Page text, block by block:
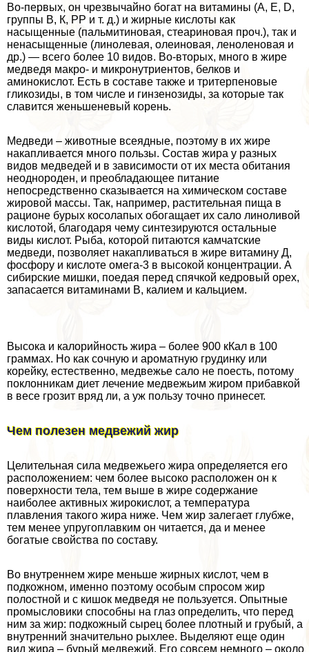
Во-первых, он чрезвычайно богат на витамины (А, Е, D,
группы В, К, РР и т. д.) и жирные кислоты как
насыщенные (пальмитиновая, стеариновая проч.), так и
ненасыщенные (линолевая, олеиновая, леноленовая и
др.) — всего более 10 видов. Во-вторых, много в жире
медведя макро- и микронутриентов, белков и
аминокислот. Есть в составе также и тритерпеновые
гликозиды, в том числе и гинзенозиды, за которые так
славится женьшеневый корень.
Медведи – животные всеядные, поэтому в их жире
накапливается много пользы. Состав жира у разных
видов медведей и в зависимости от их места обитания
неоднороден, и преобладающее питание
непосредственно сказывается на химическом составе
жировой массы. Так, например, растительная пища в
рационе бурых косолапых обогащает их сало линоливой
кислотой, благодаря чему синтезируются остальные
виды кислот. Рыба, которой питаются камчатские
медведи, позволяет накапливаться в жире витамину Д,
фосфору и кислоте омега-3 в высокой концентрации. А
сибирские мишки, поедая перед спячкой кедровый орех,
запасается витаминами В, калием и кальцием.
Высока и калорийность жира – более 900 кКал в 100
граммах. Но как сочную и ароматную гpyдинку или
корейку, естественно, медвежье сало не поесть, потому
поклонникам диет лечение медвежьим жиром прибавкой
в весе грозит вряд ли, а уж пользу точно принесет.
Чем полезен медвежий жир
Целительная сила медвежьего жира определяется его
расположением: чем более высоко расположен он к
поверхности тела, тем выше в жире содержание
наиболее активных жирокислот, а температура
плавления такого жира ниже. Чем жир залегает глубже,
тем менее упругоплавким он читается, да и менее
богатые свойства по составу.
Во внутреннем жире меньше жирных кислот, чем в
подкожном, именно поэтому особым спросом жир
полостной и с кишок медведя не пользуется. Опытные
промысловики способны на глаз определить, что перед
ним за жир: подкожный сырец более плотный и грубый, а
внутренний значительно рыхлее. Выделяют еще один
вид жира – бурый медвежий. Его совсем немного – около